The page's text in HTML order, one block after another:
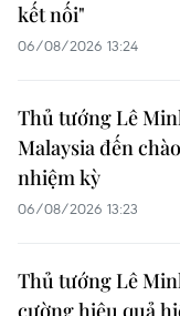
kết nối"
06/08/2026 13:24
Thủ tướng Lê
Malaysia đến
nhiệm kỳ
06/08/2026 13:23
Thủ tướng Lê
cường hiệu quả